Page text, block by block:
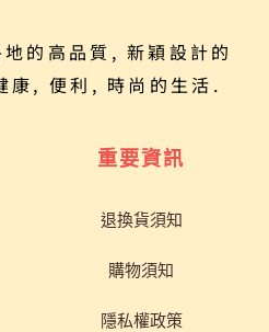
的高品質, 新穎設計的
康, 便利, 時尚的生活.
重要資訊
退換貨須知
購物須知
隱私權政策